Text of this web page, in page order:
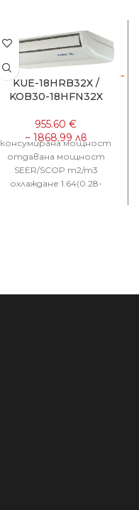
KUE-18HRB32X /
KOB30-18HFN32X
консумирана мощност
отдавана мощност
SEER/SCOP m2/m3
охлаждане 1.64(0.28-